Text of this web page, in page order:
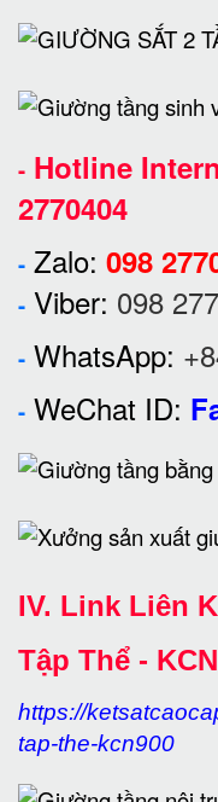
- Hotline
2770404
- Zalo: 098
- Viber: 098
- WhatsApp:
- WeChat ID:
IV. Link Liên
Tập Thể -
https://
tap-the-kcn900